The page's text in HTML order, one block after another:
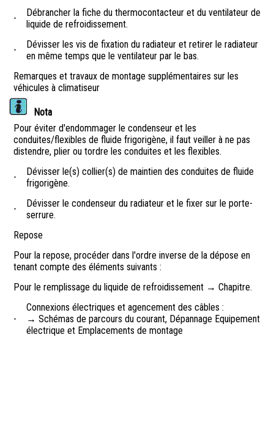
-
Débrancher la fiche du thermocontacteur et du ventilateur de
liquide de refroidissement.
-
Dévisser les vis de fixation du radiateur et retirer le radiateur
en même temps que le ventilateur par le bas.
Remarques et travaux de montage supplémentaires sur les
véhicules à climatiseur
Nota
Pour éviter d'endommager le condenseur et les
conduites/flexibles de fluide frigorigène, il faut veiller à ne pas
distendre, plier ou tordre les conduites et les flexibles.
-
Dévisser le(s) collier(s) de maintien des conduites de fluide
frigorigène.
-
Dévisser le condenseur du radiateur et le fixer sur le porte-
serrure.
Repose
Pour la repose, procéder dans l'ordre inverse de la dépose en
tenant compte des éléments suivants :
Pour le remplissage du liquide de refroidissement → Chapitre.
-
Connexions électriques et agencement des câbles :
→ Schémas de parcours du courant, Dépannage Equipement
électrique et Emplacements de montage